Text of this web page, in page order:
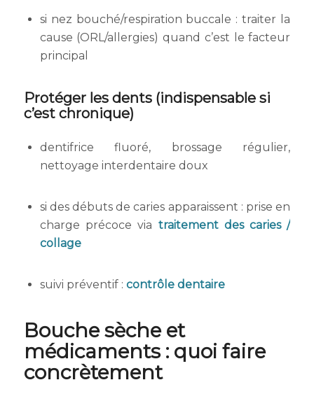
si nez bouché/respiration buccale : traiter la
cause (ORL/allergies) quand c’est le facteur
principal
Protéger les dents (indispensable si
c’est chronique)
dentifrice fluoré, brossage régulier,
nettoyage interdentaire doux
si des débuts de caries apparaissent : prise en
charge précoce via traitement des caries /
collage
suivi préventif : contrôle dentaire
Bouche sèche et
médicaments : quoi faire
concrètement